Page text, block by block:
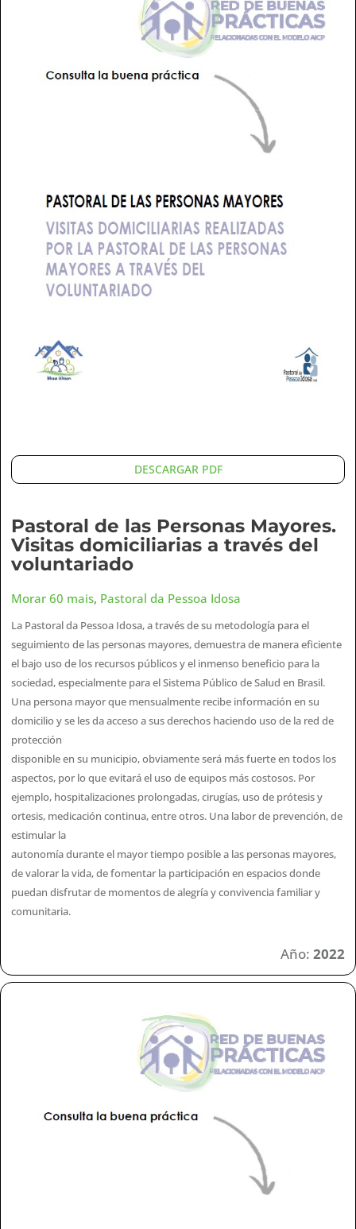
DESCARGAR PDF
Pastoral de las Personas Mayores.
Visitas domiciliarias a través del
voluntariado
Morar 60 mais, Pastoral da Pessoa Idosa
La Pastoral da Pessoa Idosa, a través de su metodología para el
seguimiento de las personas mayores, demuestra de manera eficiente
el bajo uso de los recursos públicos y el inmenso beneficio para la
sociedad, especialmente para el Sistema Público de Salud en Brasil.
Una persona mayor que mensualmente recibe información en su
domicilio y se les da acceso a sus derechos haciendo uso de la red de
protección
disponible en su municipio, obviamente será más fuerte en todos los
aspectos, por lo que evitará el uso de equipos más costosos. Por
ejemplo, hospitalizaciones prolongadas, cirugías, uso de prótesis y
ortesis, medicación continua, entre otros. Una labor de prevención, de
estimular la
autonomía durante el mayor tiempo posible a las personas mayores,
de valorar la vida, de fomentar la participación en espacios donde
puedan disfrutar de momentos de alegría y convivencia familiar y
comunitaria.
Año: 2022